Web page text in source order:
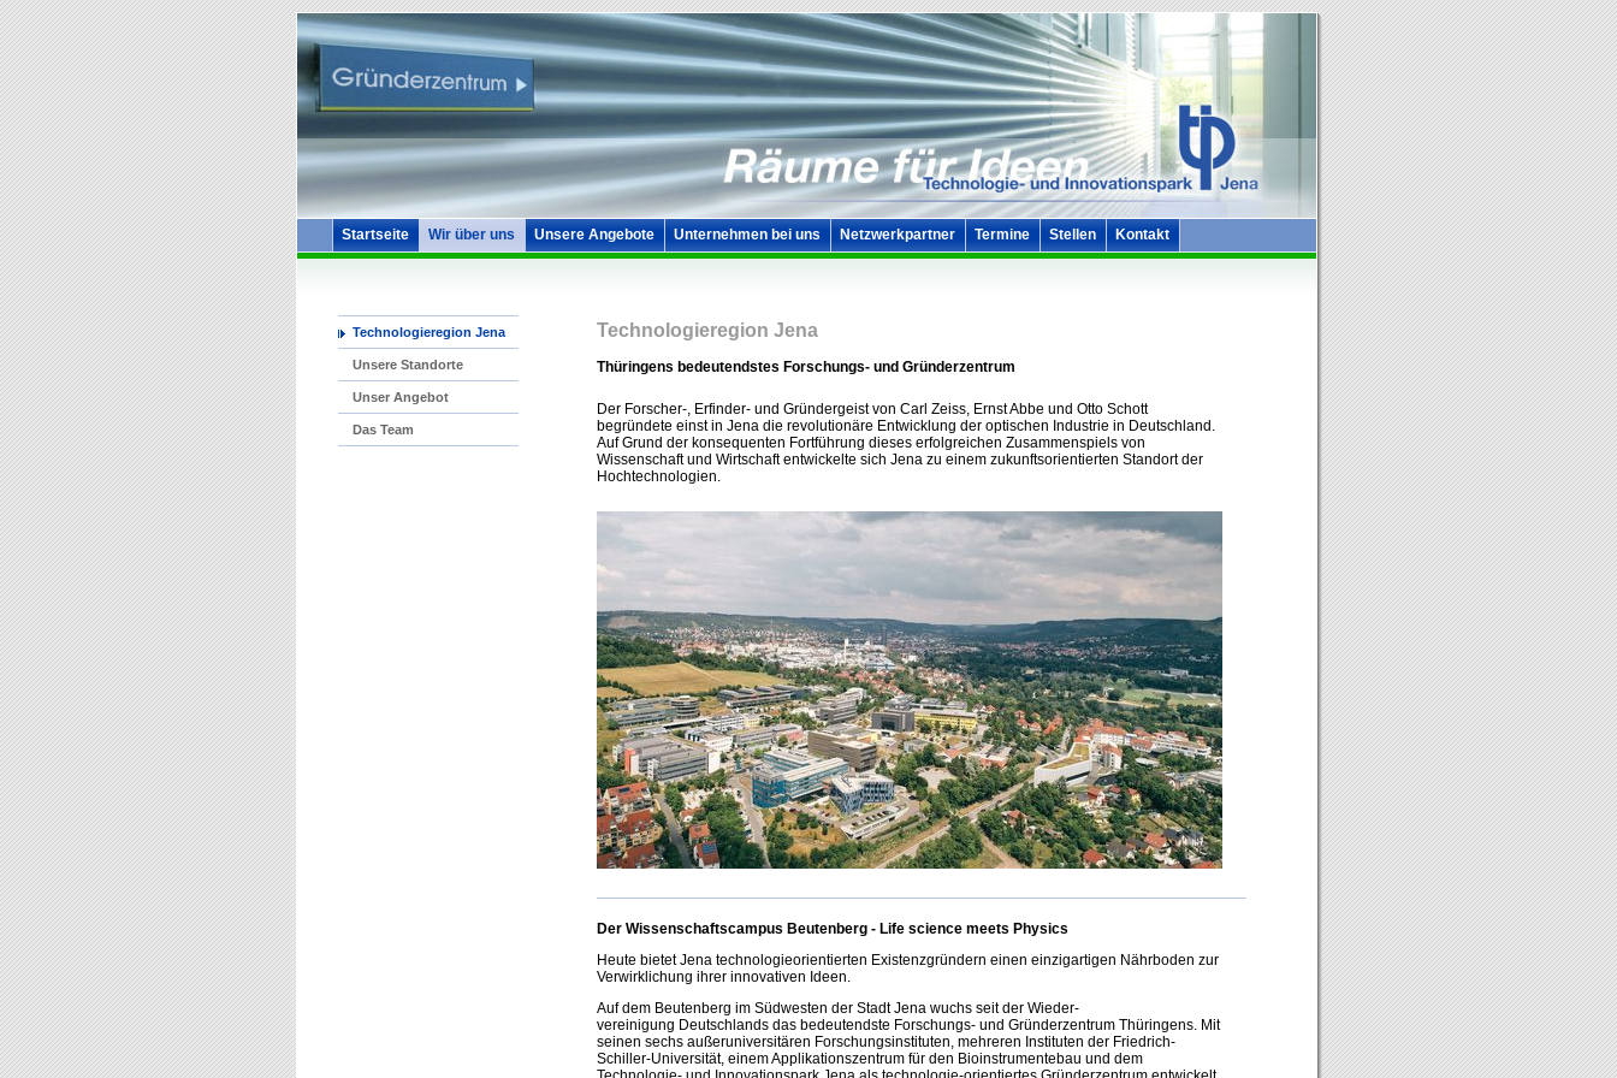
Startseite Wir über uns Unsere Angebote Unternehmen bei uns Netzwerkpartner Termine Stellen Kontakt
Technologieregion Jena
Unsere Standorte
Unser Angebot
Das Team
Technologieregion Jena
Thüringens bedeutendstes Forschungs- und Gründerzentrum
Der Forscher-, Erfinder- und Gründergeist von Carl Zeiss, Ernst Abbe und Otto Schott
begründete einst in Jena die revolutionäre Entwicklung der optischen Industrie in Deutschland.
Auf Grund der konsequenten Fortführung dieses erfolgreichen Zusammenspiels von
Wissenschaft und Wirtschaft entwickelte sich Jena zu einem zukunftsorientierten Standort der
Hochtechnologien.
Der Wissenschaftscampus Beutenberg - Life science meets Physics
Heute bietet Jena technologieorientierten Existenzgründern einen einzigartigen Nährboden zur
Verwirklichung ihrer innovativen Ideen.
Auf dem Beutenberg im Südwesten der Stadt Jena wuchs seit der Wieder-
vereinigung Deutschlands das bedeutendste Forschungs- und Gründerzentrum Thüringens. Mit
seinen sechs außeruniversitären Forschungsinstituten, mehreren Instituten der Friedrich-
Schiller-Universität, einem Applikationszentrum für den Bioinstrumentebau und dem